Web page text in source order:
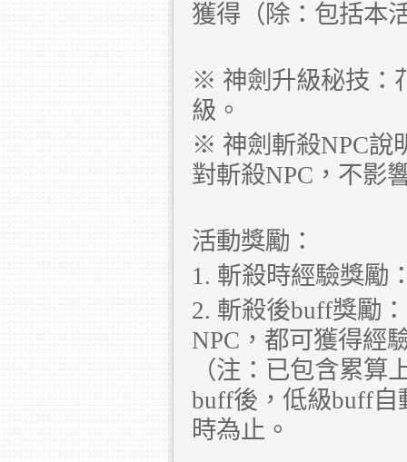
獲得（除：包括本
※ 神劍升級秘技：
級。
※ 神劍斬殺NPC說
對斬殺NPC，不影
活動獎勵：
1. 斬殺時經驗獎勵
2. 斬殺後buff獎勵
NPC，都可獲得經
（注：已包含累
buff後，低級buff自
時為止。